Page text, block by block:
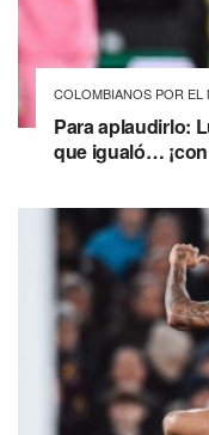
COLOMBIANOS POR EL
Para aplaudirlo:
que igualó…